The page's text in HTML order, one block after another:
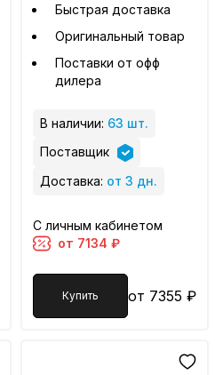
Быстрая доставка
Оригинальный товар
Поставки от офф
дилера
В наличии: 63 шт.
Поставщик
Доставка: от 3 дн.
С личным кабинетом
от 7134 ₽
Купить от 7355 ₽